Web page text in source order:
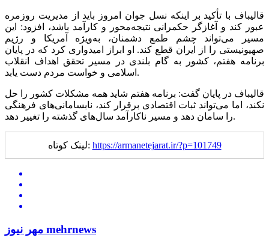
قالیباف با تأکید بر اینکه نسل جوان امروز باید از مدیریت روزمره
عبور کند و آغازگر حکمرانی نتیجه‌محور و کارآمد باشد، افزود: این
مسیر می‌تواند چشم طمع دشمنان، به‌ویژه آمریکا و رژیم
صهیونیستی را از ایران قطع کند. او ابراز امیدواری کرد که در پایان
برنامه هفتم، کشور به گام بلندی در مسیر تحقق اهداف انقلاب
اسلامی و خواست مردم دست یابد.
قالیباف در پایان گفت: برنامه هفتم شاید همه مشکلات کشور را حل
نکند، اما می‌تواند ثبات اقتصادی برقرار کند، نابسامانی‌های فرهنگی
را سامان دهد و مسیر ناکارآمد سال‌های گذشته را تغییر دهد.
لینک کوتاه: https://armanetejarat.ir/?p=101749
مهر نیوز mehrnews